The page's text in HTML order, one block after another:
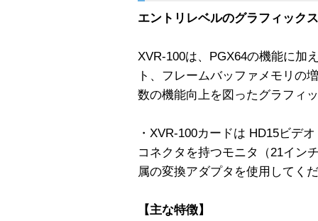
エントリレベルのグラフィック
XVR-100は、PGX64の機能に加
ト、フレームバッファメモリの
数の機能向上を図ったグラフィ
・XVR-100カードは HD15ビデ
コネクタを持つモニタ（21イン
属の変換アダプタを使用してく
【主な特徴】